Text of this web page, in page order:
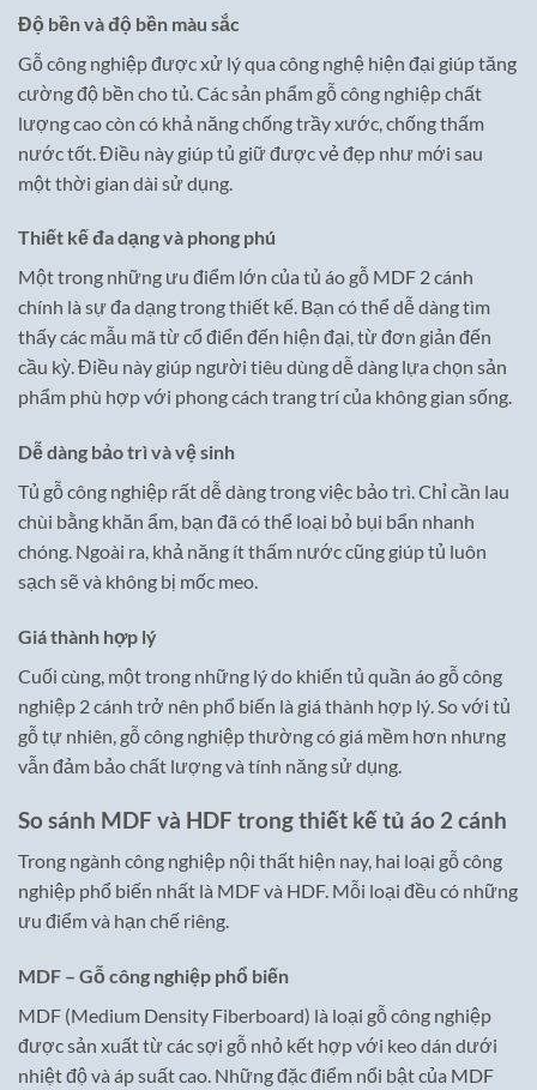
Độ bền và độ bền màu sắc
Gỗ công nghiệp được xử lý qua công nghệ hiện đại giúp tăng
cường độ bền cho tủ. Các sản phẩm gỗ công nghiệp chất
lượng cao còn có khả năng chống trầy xước, chống thấm
nước tốt. Điều này giúp tủ giữ được vẻ đẹp như mới sau
một thời gian dài sử dụng.
Thiết kế đa dạng và phong phú
Một trong những ưu điểm lớn của tủ áo gỗ MDF 2 cánh
chính là sự đa dạng trong thiết kế. Bạn có thể dễ dàng tìm
thấy các mẫu mã từ cổ điển đến hiện đại, từ đơn giản đến
cầu kỳ. Điều này giúp người tiêu dùng dễ dàng lựa chọn sản
phẩm phù hợp với phong cách trang trí của không gian sống.
Dễ dàng bảo trì và vệ sinh
Tủ gỗ công nghiệp rất dễ dàng trong việc bảo trì. Chỉ cần lau
chùi bằng khăn ẩm, bạn đã có thể loại bỏ bụi bẩn nhanh
chóng. Ngoài ra, khả năng ít thấm nước cũng giúp tủ luôn
sạch sẽ và không bị mốc meo.
Giá thành hợp lý
Cuối cùng, một trong những lý do khiến tủ quần áo gỗ công
nghiệp 2 cánh trở nên phổ biến là giá thành hợp lý. So với tủ
gỗ tự nhiên, gỗ công nghiệp thường có giá mềm hơn nhưng
vẫn đảm bảo chất lượng và tính năng sử dụng.
So sánh MDF và HDF trong thiết kế tủ áo 2 cánh
Trong ngành công nghiệp nội thất hiện nay, hai loại gỗ công
nghiệp phổ biến nhất là MDF và HDF. Mỗi loại đều có những
ưu điểm và hạn chế riêng.
MDF – Gỗ công nghiệp phổ biến
MDF (Medium Density Fiberboard) là loại gỗ công nghiệp
được sản xuất từ các sợi gỗ nhỏ kết hợp với keo dán dưới
nhiệt độ và áp suất cao. Những đặc điểm nổi bật của MDF